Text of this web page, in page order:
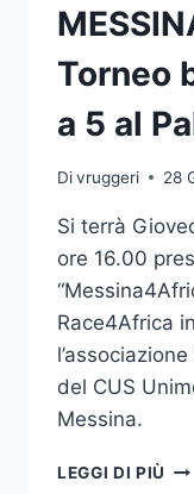
4
Torneo
a 5 al
Divruggeri 28
Si terrà
ore 16.00
Race4Africa
del CUS
Messina.
LEGGI DI PIÙ